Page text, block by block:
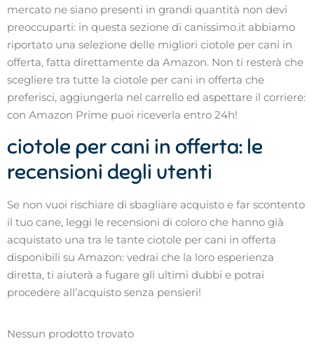
mercato ne siano presenti in grandi quantità non devi
preoccuparti: in questa sezione di canissimo.it abbiamo
riportato una selezione delle migliori ciotole per cani in
offerta, fatta direttamente da Amazon. Non ti resterà che
scegliere tra tutte la ciotole per cani in offerta che
preferisci, aggiungerla nel carrello ed aspettare il corriere:
con Amazon Prime puoi riceverla entro 24h!
ciotole per cani in offerta: le
recensioni degli utenti
Se non vuoi rischiare di sbagliare acquisto e far scontento
il tuo cane, leggi le recensioni di coloro che hanno già
acquistato una tra le tante ciotole per cani in offerta
disponibili su Amazon: vedrai che la loro esperienza
diretta, ti aiuterà a fugare gli ultimi dubbi e potrai
procedere all’acquisto senza pensieri!
Nessun prodotto trovato